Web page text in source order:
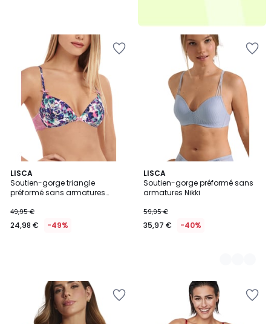
LISCA
Soutien-gorge triangle
préformé sans armatures
49,95 €
24,98 € -49%
LISCA
Soutien-gorge préformé sans
armatures Nikki
59,95 €
35,97 € -40%
2
Couleurs